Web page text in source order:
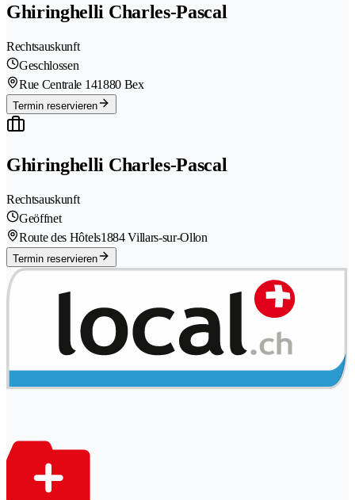
Ghiringhelli Charles-Pascal
Rechtsauskunft
Geschlossen
Rue Centrale 141880 Bex
Termin reservieren
Ghiringhelli Charles-Pascal
Rechtsauskunft
Geöffnet
Route des Hôtels1884 Villars-sur-Ollon
Termin reservieren